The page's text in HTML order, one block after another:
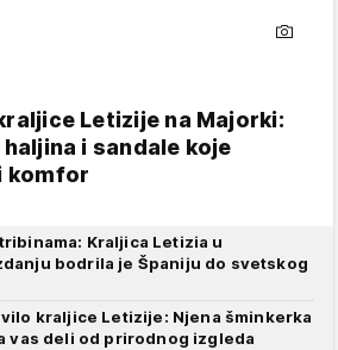
Letizije na Majorki:
i sandale koje
komfor
Kraljica Letizia u
bodrila je Španiju do svetskog
kraljice Letizije: Njena šminkerka
vas deli od prirodnog izgleda